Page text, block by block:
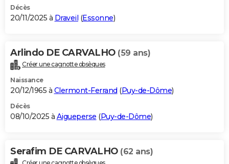
Décès
20/11/2025 à Draveil (Essonne)
Arlindo DE CARVALHO (59 ans)
Créer une cagnotte obsèques
Naissance
20/12/1965 à Clermont-Ferrand (Puy-de-Dôme)
Décès
08/10/2025 à Aigueperse (Puy-de-Dôme)
Serafim DE CARVALHO (62 ans)